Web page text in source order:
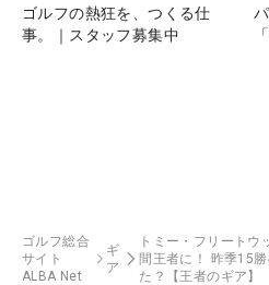
ゴルフの熱狂を、つくる仕
事。｜スタッフ募集中
ゴルフ総合
サイト
ALBA Net
ギ
ア
トミー・フリートウ
間王者に！ 昨季15
た？【王者のギア】